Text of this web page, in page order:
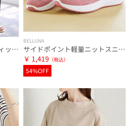
【選べる股下】ジャストフィットらくらくパンツ
BELLUNA
サイドポイント軽量ニットスニーカー
￥ 1,419
54%OFF